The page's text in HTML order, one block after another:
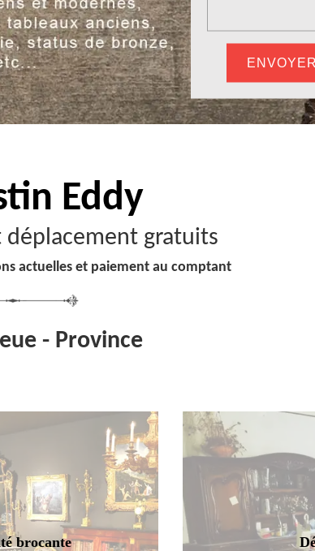
Eddy
gratuits
actuelles et paiement au comptant
- Province
brocante